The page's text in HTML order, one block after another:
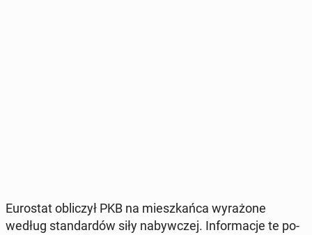
Eu­ro­stat ob­li­czył PKB na miesz­kań­ca wy­ra­żo­ne
według stan­dar­dów siły na­byw­czej. In­for­ma­cje te po­